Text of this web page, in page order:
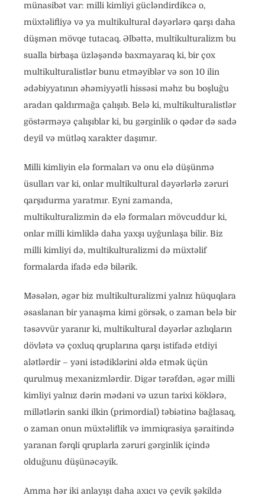
münasibət var: milli kimliyi gücləndirdikcə o,
müxtəlifliyə və ya multikultural dəyərlərə qarşı daha
düşmən mövqe tutacaq. Əlbəttə, multikulturalizm bu
sualla birbaşa üzləşəndə baxmayaraq ki, bir çox
multikulturalistlər bunu etməyiblər və son 10 ilin
ədəbiyyatının əhəmiyyətli hissəsi məhz bu boşluğu
aradan qaldırmağa çalışıb. Belə ki, multikulturalistlər
göstərməyə çalışıblar ki, bu gərginlik o qədər də sadə
deyil və mütləq xarakter daşımır.
Milli kimliyin elə formaları və onu elə düşünmə
üsulları var ki, onlar multikultural dəyərlərlə zəruri
qarşıdurma yaratmır. Eyni zamanda,
multikulturalizmin də elə formaları mövcuddur ki,
onlar milli kimliklə daha yaxşı uyğunlaşa bilir. Biz
milli kimliyi də, multikulturalizmi də müxtəlif
formalarda ifadə edə bilərik.
Məsələn, əgər biz multikulturalizmi yalnız hüquqlara
əsaslanan bir yanaşma kimi görsək, o zaman belə bir
təsəvvür yaranır ki, multikultural dəyərlər azlıqların
dövlətə və çoxluq qruplarına qarşı istifadə etdiyi
alətlərdir – yəni istədiklərini əldə etmək üçün
qurulmuş mexanizmlərdir. Digər tərəfdən, əgər milli
kimliyi yalnız dərin mədəni və uzun tarixi köklərə,
millətlərin sanki ilkin (primordial) təbiətinə bağlasaq,
o zaman onun müxtəliflik və immiqrasiya şəraitində
yaranan fərqli qruplarla zəruri gərginlik içində
olduğunu düşünəcəyik.
Amma hər iki anlayışı daha axıcı və çevik şəkildə